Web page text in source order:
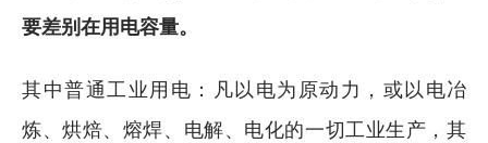
要差别在用电容量。
其中普通工业用电：凡以电为原动力，或以电冶
炼、烘焙、熔焊、电解、电化的一切工业生产，其